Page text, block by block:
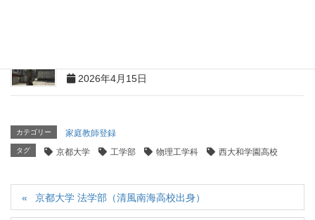
2026年4月15日
カテゴリー 家庭教師登録
タグ 京都大学 工学部 物理工学科 西大和学園高校
京都大学 法学部（清風南海高校出身）